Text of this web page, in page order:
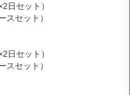
日セット）
スセット）
日セット）
スセット）